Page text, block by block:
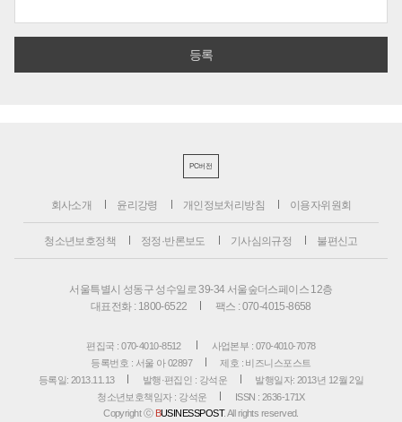
PC버전
회사소개 윤리강령 개인정보처리방침 이용자위원회
청소년보호정책 정정·반론보도 기사심의규정 불편신고
서울특별시 성동구 성수일로 39-34 서울숲더스페이스 12층
대표전화 : 1800-6522
팩스 : 070-4015-8658
편집국 : 070-4010-8512
사업본부 : 070-4010-7078
등록번호 : 서울 아 02897
제호 : 비즈니스포스트
등록일: 2013.11.13
발행·편집인 : 강석운
발행일자: 2013년 12월 2일
청소년보호책임자 : 강석운
ISSN : 2636-171X
Copyright ⓒ BUSINESSPOST. All rights reserved.